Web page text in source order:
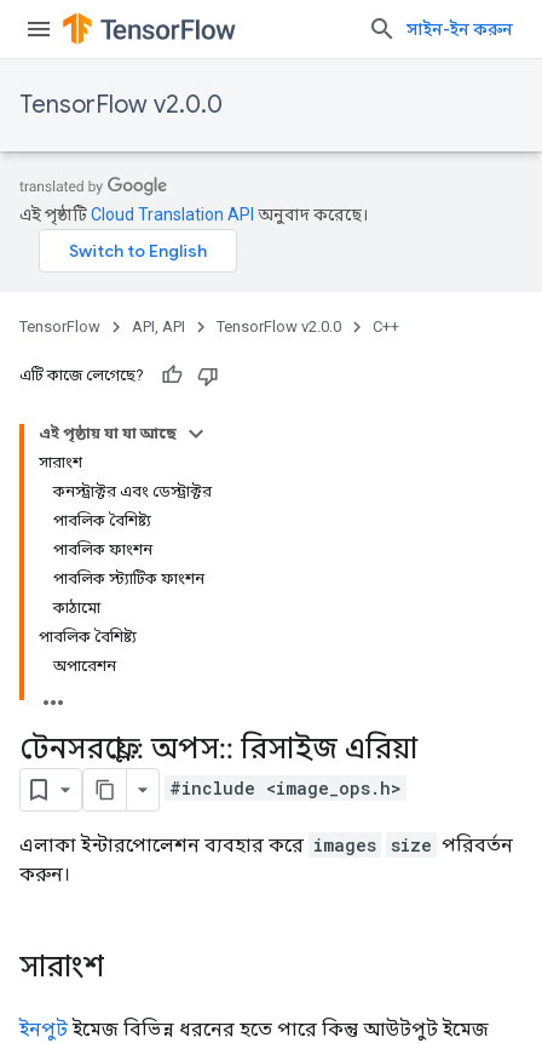
সাইন-ইন করুন
TensorFlow v2.0.0
এই পৃষ্ঠাটিCloud Translation API অনুবাদ করেছে।
TensorFlow API, API TensorFlow v2.0.0 C++
এটি কাজে লেগেছে?
এই পৃষ্ঠায় যা যা আছে
সারাংশ
কনস্ট্রাক্টর এবং ডেস্ট্রাক্টর
পাবলিক বৈশিষ্ট্য
পাবলিক ফাংশন
পাবলিক স্ট্যাটিক ফাংশন
কাঠামো
পাবলিক বৈশিষ্ট্য
অপারেশন
টেনসরফ্লো:: অপস:: রিসাইজ এরিয়া
#include <image_ops.h>
এলাকা ইন্টারপোলেশন ব্যবহার করে images size পরিবর্তন
করুন।
সারাংশ
ইনপুটইমেজ বিভিন্ন ধরনের হতে পারে কিন্তু আউটপুট ইমেজ